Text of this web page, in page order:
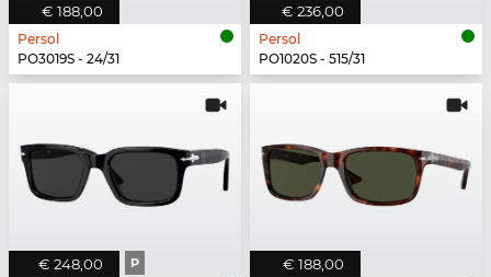
€ 188,00
Persol
PO3019S - 24/31
€ 236,00
Persol
PO1020S - 515/31
€ 248,00 P € 188,00